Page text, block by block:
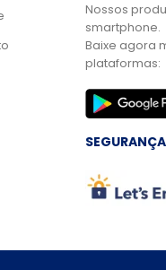
Nossos
smartphone.
Baixe agora
plataformas:
SEGURANÇA